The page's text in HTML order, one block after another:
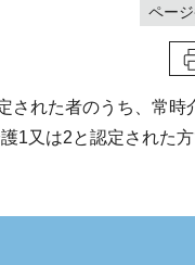
ペー
れた者のうち、常時
1又は2と認定された